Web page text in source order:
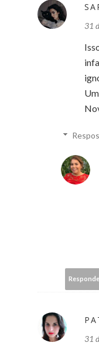
31
31